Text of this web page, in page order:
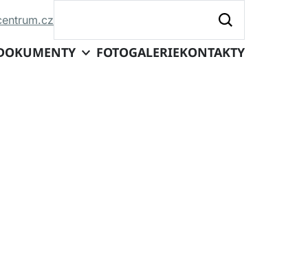
FOTOGALERIEKONTAKTY